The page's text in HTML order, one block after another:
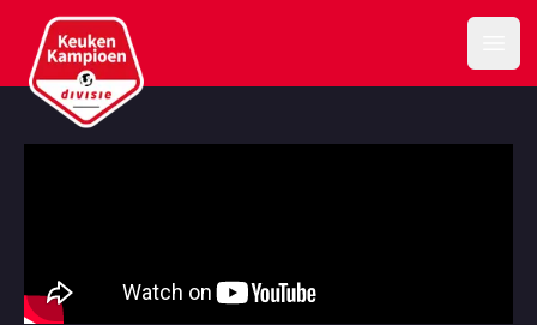
Keuken Kampioen Divisie
Samenvatting FC Eindhoven – ADO Den Haag (12-09-